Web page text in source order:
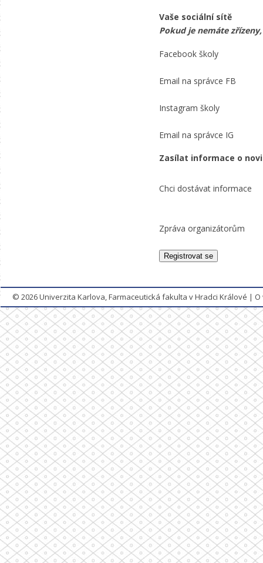
Vaše sociální sítě
Pokud je nemáte
Facebook školy
Email na správce FB
Instagram školy
Email na správce IG
Zasílat informace o
Chci dostávat informace
Zpráva organizátorům
© 2026Univerzita Karlova, Farmaceutická fakulta v Hradci Králové |